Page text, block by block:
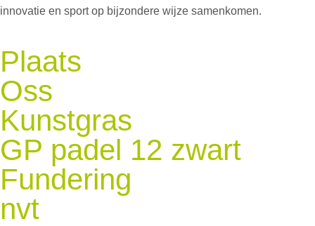
innovatie en sport op bijzondere wijze samenkomen.
Plaats
Oss
Kunstgras
GP padel 12 zwart
Fundering
nvt